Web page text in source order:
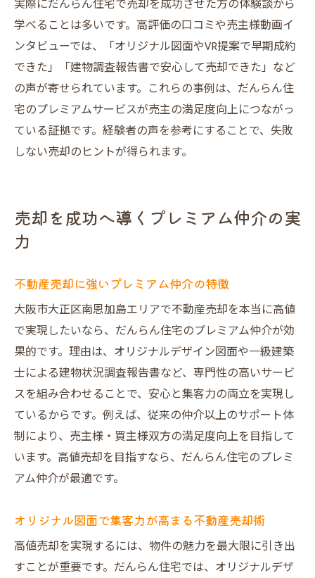
実際にだんらん住宅で売却を成功させた方の体験談から
学べることは多いです。高評価の口コミや売主様動画イ
ンタビューでは、「オリジナル図面やVR提案で早期成約
できた」「建物調査報告書で安心して売却できた」など
の声が寄せられています。これらの事例は、だんらん住
宅のプレミアムサービスが売主の満足度向上につながっ
ている証拠です。経験者の声を参考にすることで、失敗
しない売却のヒントが得られます。
売却を成功へ導くプレミアム仲介の実
力
不動産売却に強いプレミアム仲介の特徴
大阪市大正区南恩加島エリアで不動産売却を本当に高値
で実現したいなら、だんらん住宅のプレミアム仲介が効
果的です。理由は、オリジナルデザイン図面や一級建築
士による建物状況調査報告書など、専門性の高いサービ
スを組み合わせることで、安心と集客力の両立を実現し
ているからです。例えば、従来の仲介以上のサポート体
制により、売主様・買主様双方の満足度向上を目指して
います。高値売却を目指すなら、だんらん住宅のプレミ
アム仲介が最適です。
オリジナル図面で集客力が高まる不動産売却術
高値売却を実現するには、物件の魅力を最大限に引き出
すことが重要です。だんらん住宅では、オリジナルデザ